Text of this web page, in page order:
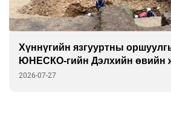
Хүннүгийн язгууртны
ЮНЕСКО-гийн Дэлхийн өвийн
бүртгэлээ
2026-07-27